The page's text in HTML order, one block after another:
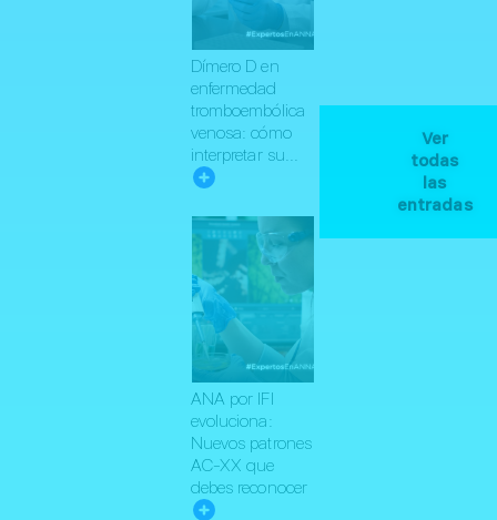
Dímero D en
enfermedad
tromboembólica
venosa: cómo
interpretar su...
ANA por IFI
evoluciona:
Nuevos patrones
AC-XX que
debes reconocer
Ver
todas
las
entradas